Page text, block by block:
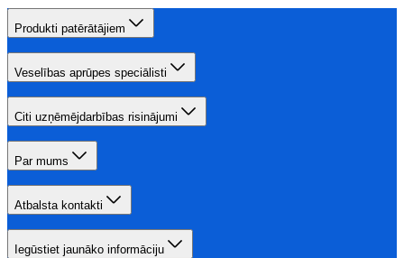
Produkti patērātājiem
Veselības aprūpes speciālisti
Citi uzņēmējdarbības risinājumi
Par mums
Atbalsta kontakti
Iegūstiet jaunāko informāciju